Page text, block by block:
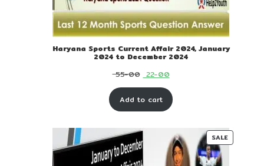
Haryana Sports Current Affair 2024, January
2024 to December 2024
55-00 Original
price
was:
00.
22-00Current
price
is:
00.
Add to cart
SALE